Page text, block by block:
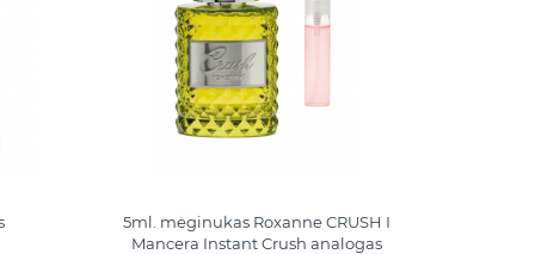
5ml. mėginukas Roxanne CRUSH I
Mancera Instant Crush analogas